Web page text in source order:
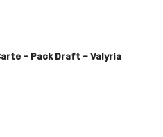
– Pack Draft – Valyria